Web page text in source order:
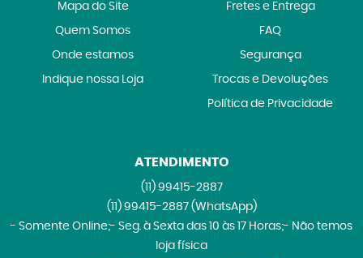
Mapa do Site
Quem Somos
Onde estamos
Indique nossa Loja
Fretes e Entrega
FAQ
Segurança
Trocas e Devoluções
Política de Privacidade
ATENDIMENTO
(11)99415-2887
(11)99415-2887 (WhatsApp)
- Somente Online;- Seg. à Sexta das 10 às 17 Horas;- Não temos
loja física